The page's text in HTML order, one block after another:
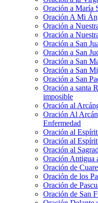
Oración a María
Oración A Mi
Oración a
Oración a
Oración a San
Oración a San
Oración a San
Oración a San
Oración a San
Oración a santa
imposible
Oración al
Oración Al
Enfermedad
Oración al
Oración al
Oración al
Oración Antigua
Oración de
Oración de los
Oración de
Oración de San